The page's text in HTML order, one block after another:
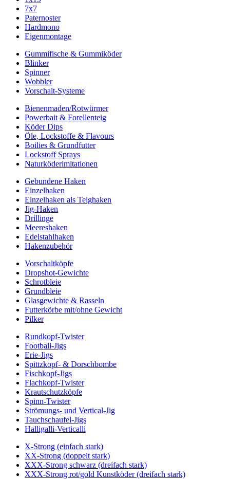
7x7
Paternoster
Hardmono
Eigenmontage
Gummifische & Gummiköder
Blinker
Spinner
Wobbler
Vorschalt-Systeme
Bienenmaden/Rotwürmer
Powerbait & Forellenteig
Köder Dips
Öle, Lockstoffe & Flavours
Boilies & Grundfutter
Lockstoff Sprays
Naturköderimitationen
Gebundene Haken
Einzelhaken
Einzelhaken als Teighaken
Jig-Haken
Drillinge
Meereshaken
Edelstahlhaken
Hakenzubehör
Vorschaltköpfe
Dropshot-Gewichte
Schrotbleie
Grundbleie
Glasgewichte & Rasseln
Futterkörbe mit/ohne Gewicht
Pilker
Rundkopf-Twister
Football-Jigs
Erie-Jigs
Spittzkopf- & Dorschbombe
Fischkopf-Jigs
Flachkopf-Twister
Krautschutzköpfe
Spinn-Twister
Strömungs- und Vertical-Jig
Tauchschaufel-Jigs
Halligalli-Verticalli
X-Strong (einfach stark)
XX-Strong (doppelt stark)
XXX-Strong schwarz (dreifach stark)
XXX-Strong rot/gold Kunstköder (dreifach stark)